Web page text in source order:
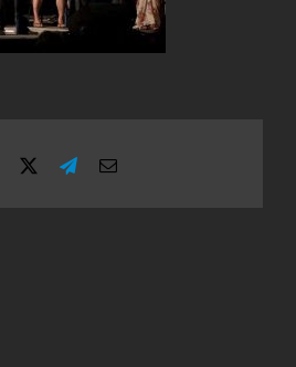
Facebook TelegramEmail